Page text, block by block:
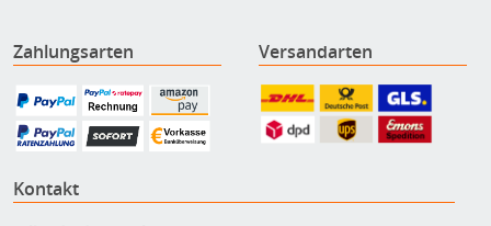
Zahlungsarten Versandarten
Kontakt